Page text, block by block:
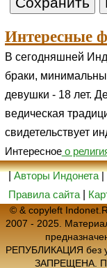
Интересные
В сегодняшней
браки,
девушки - 18 лет.
ведическая
свидетельствует
Интересноео
|Авторы Индонета|
Правила сайта
© & copyleft
2007 - 2025.
РЕПУБЛИКАЦИЯ без
ЗАПРЕЩЕНА.